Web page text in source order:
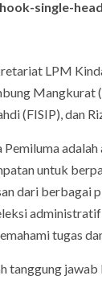
single-
LPM
Mangkurat
(FISIP), dan
untuk
dari berbagai
tugas
tanggung